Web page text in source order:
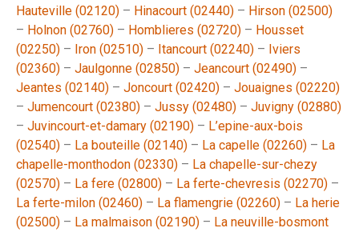
Hauteville (02120) – Hinacourt (02440) – Hirson (02500)
– Holnon (02760) – Homblieres (02720) – Housset
(02250) – Iron (02510) – Itancourt (02240) – Iviers
(02360) – Jaulgonne (02850) – Jeancourt (02490) –
Jeantes (02140) – Joncourt (02420) – Jouaignes (02220)
– Jumencourt (02380) – Jussy (02480) – Juvigny (02880)
– Juvincourt-et-damary (02190) – L’epine-aux-bois
(02540) – La bouteille (02140) – La capelle (02260) – La
chapelle-monthodon (02330) – La chapelle-sur-chezy
(02570) – La fere (02800) – La ferte-chevresis (02270) –
La ferte-milon (02460) – La flamengrie (02260) – La herie
(02500) – La malmaison (02190) – La neuville-bosmont